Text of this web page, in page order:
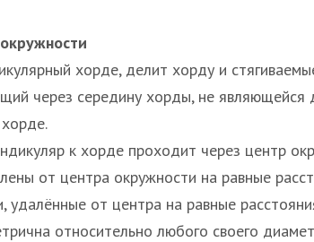
хорде, делит хорду и
через середину хорды, не являющейся
к хорде проходит через центр
от центра окружности на равные
от центра на равные
относительно любого своего